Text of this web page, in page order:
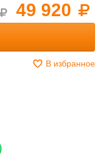
49 920
В избранное